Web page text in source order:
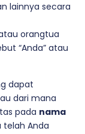
lainnya secara
orangtua
“Anda” atau
dapat
dari mana
pada nama
Anda